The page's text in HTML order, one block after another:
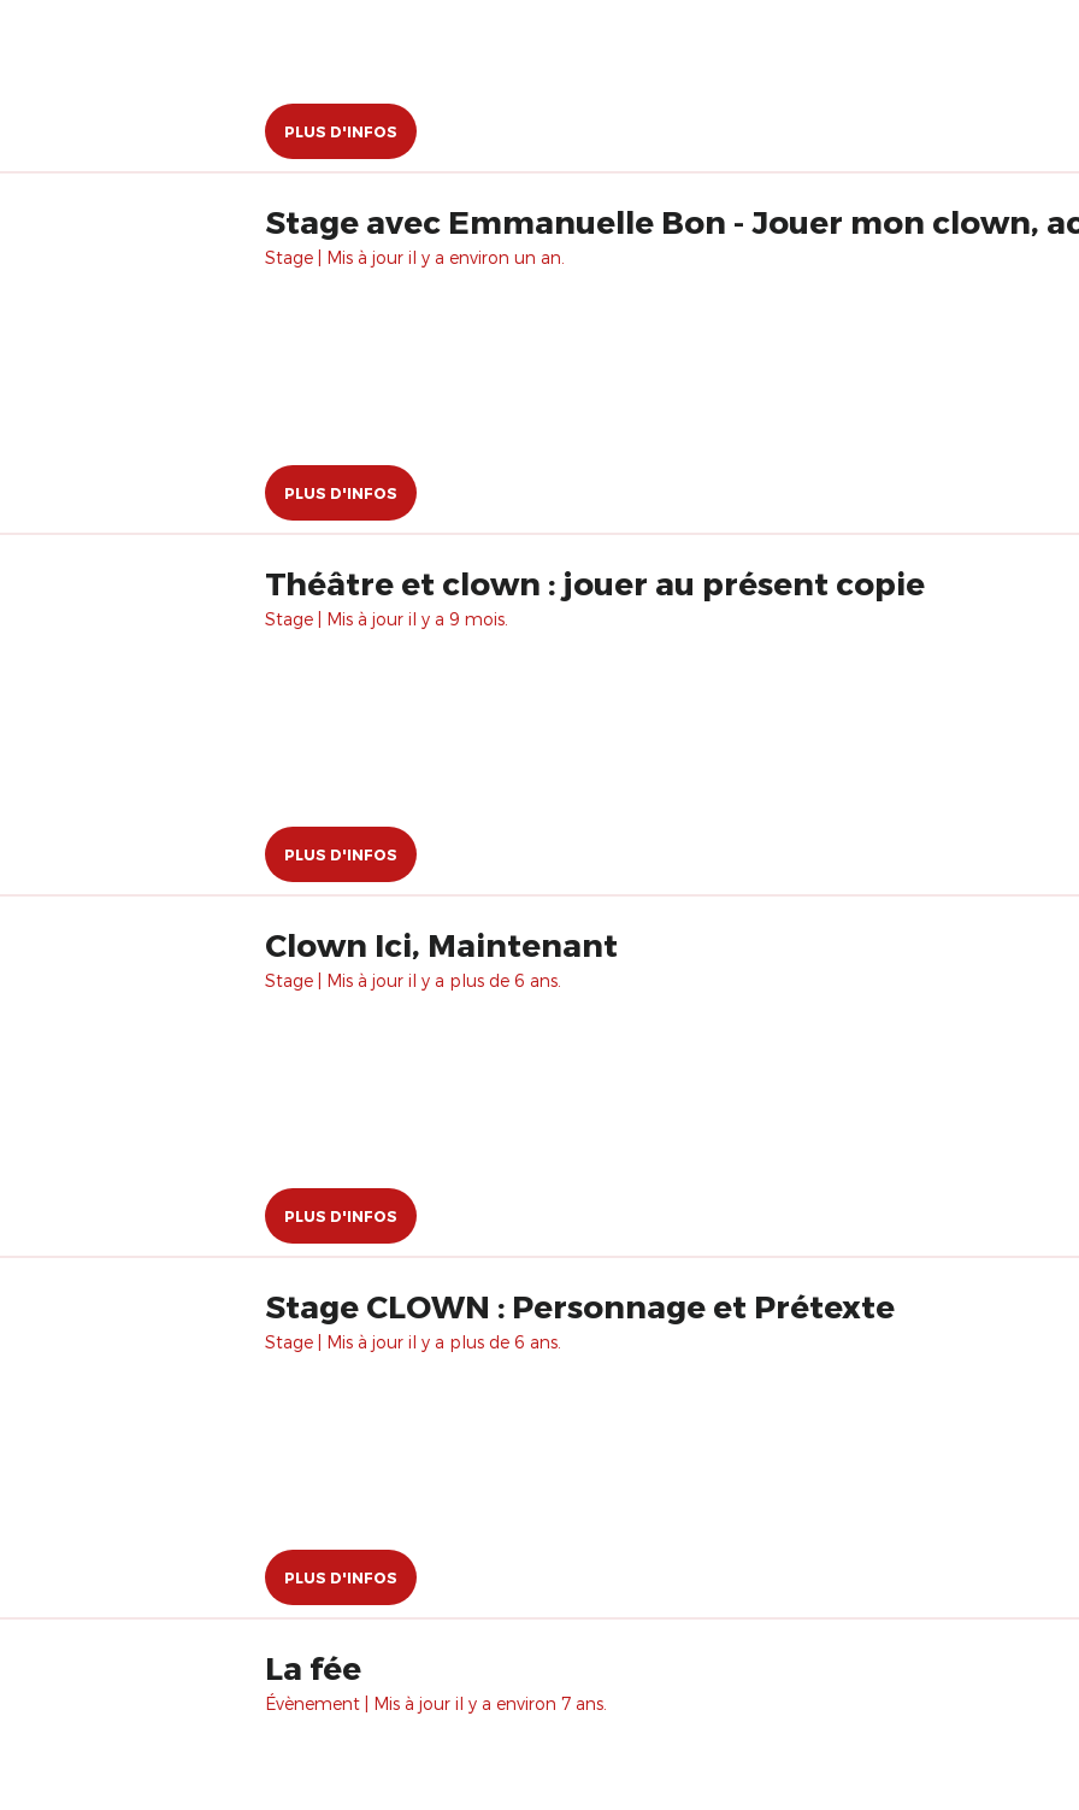
PLUS D'INFOS
Stage avec Emmanuelle Bon - Jouer mon clown,
Stage | Mis à jour il y a environ un an.
PLUS D'INFOS
Théâtre et clown : jouer au présent copie
Stage | Mis à jour il y a 9 mois.
PLUS D'INFOS
Clown Ici, Maintenant
Stage | Mis à jour il y a plus de 6 ans.
PLUS D'INFOS
Stage CLOWN : Personnage et Prétexte
Stage | Mis à jour il y a plus de 6 ans.
PLUS D'INFOS
La fée
Évènement | Mis à jour il y a environ 7 ans.